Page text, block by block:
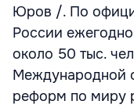
Юров /. По
России
около 50 тыс.
Международной
реформ по миру